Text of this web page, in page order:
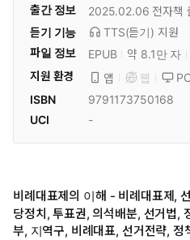
출간 정보 2025.02.06 전자책
듣기 기능
TTS(듣기) 지원
파일 정보
EPUB 약 8.1만 자
지원 환경
앱 웹
ISBN
9791173750168
UCI
-
비례대표제의 이해 - 비례대표제,
당정치, 투표권, 의석배분, 선거법,
부, 지역구, 비례대표, 선거전략,